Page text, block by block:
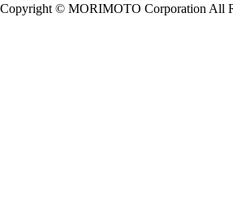
Copyright © MORIMOTO Corporation All